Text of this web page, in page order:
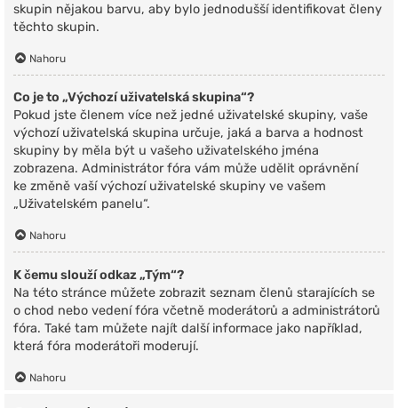
skupin nějakou barvu, aby bylo jednodušší identifikovat členy
těchto skupin.
Nahoru
Co je to „Výchozí uživatelská skupina“?
Pokud jste členem více než jedné uživatelské skupiny, vaše
výchozí uživatelská skupina určuje, jaká a barva a hodnost
skupiny by měla být u vašeho uživatelského jména
zobrazena. Administrátor fóra vám může udělit oprávnění
ke změně vaší výchozí uživatelské skupiny ve vašem
„Uživatelském panelu“.
Nahoru
K čemu slouží odkaz „Tým“?
Na této stránce můžete zobrazit seznam členů starajících se
o chod nebo vedení fóra včetně moderátorů a administrátorů
fóra. Také tam můžete najít další informace jako například,
která fóra moderátoři moderují.
Nahoru